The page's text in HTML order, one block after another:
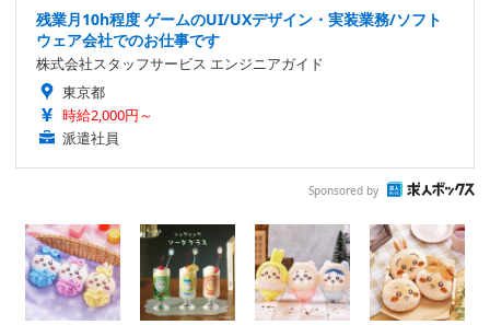
残業月10h程度 ゲームのUI/UXデザイン・実装業務/ソフト
ウェア会社でのお仕事です
株式会社スタッフサービス エンジニアガイド
東京都
時給2,000円～
派遣社員
Sponsored by